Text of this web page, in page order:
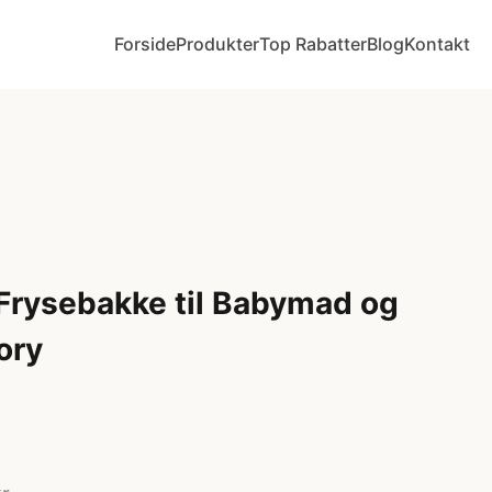
ForsideProdukterTop RabatterBlogKontakt
til Babymad og